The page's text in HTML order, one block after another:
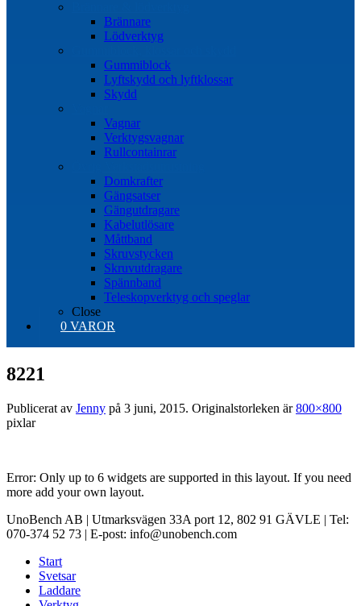
Brännare
Lödverktyg
Gummiblock
Lyftskydd och lyftklossar
Skydd
Vagnar
Verktygsvagnar
Rullcontainrar
Domkrafter
Gängsatser
Gängutdragare
Kabelutlösare
Måttband
Skruvstycken
Skruvutdragare
Spännband
Teleskopverktyg och speglar
Close
0 VAROR
8221
Publicerat av Jenny på 3 juni, 2015. Originalstorleken är800×800
pixlar
Error: Only up to 6 widgets are supported in this layout. If you need
more add your own layout.
UnoBench AB | Utmarksvägen 33A port 12, 802 91 GÄVLE | Tel:
070-374 52 73 | E-post: info@unobench.com
Start
Svetsar
Laddare